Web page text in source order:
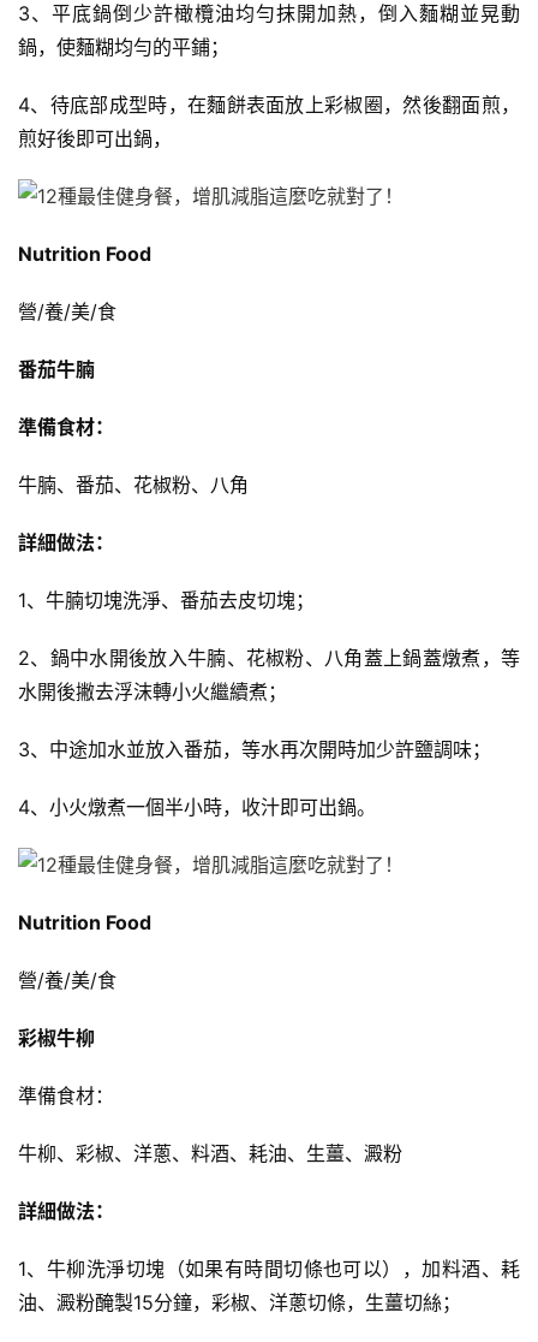
有
氧
運
動
練
得
力
訓
肌
劃
伽
身
頻
3、平底鍋倒少許橄欖油均勻抹開加熱，倒入麵糊並晃動
鍋，使麵糊均勻的平鋪；
4、待底部成型時，在麵餅表面放上彩椒圈，然後翻面煎，
煎好後即可出鍋，
Nutrition Food
營/養/美/食
番茄牛腩
準備食材：
牛腩、番茄、花椒粉、八角
詳細做法：
1、牛腩切塊洗淨、番茄去皮切塊；
2、鍋中水開後放入牛腩、花椒粉、八角蓋上鍋蓋燉煮，等
水開後撇去浮沫轉小火繼續煮；
3、中途加水並放入番茄，等水再次開時加少許鹽調味；
4、小火燉煮一個半小時​​，收汁即可出鍋。
Nutrition Food
營/養/美/食
彩椒牛柳
準備食材：
牛柳、彩椒、洋蔥、料酒、耗油、生薑、澱粉
詳細做法：
1、牛柳洗淨切塊（如果有時間切條也可以），加料酒、耗
油、澱粉醃製15分鐘，彩椒、洋蔥切條，生薑切絲；